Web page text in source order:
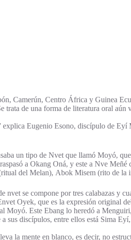
Camerún, Centro África y Guinea
de una forma de literatura oral aún
explica Eugenio Esono, discípulo de
un tipo de Nvet que llamó Moyó,
a Okang Oná, y este a Nve Meñé
del Melan), Abok Misem (rito de
se compone por tres calabazas y
Oyek, que es la expresión original
Este Ebang lo heredó a
discípulos, entre ellos está Sima
la mente en blanco, es decir, no